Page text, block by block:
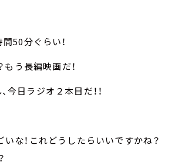
間50分ぐらい！
もう長編映画だ！
今日ラジオ２本目だ！！
いな！これどうしたらいいですかね？